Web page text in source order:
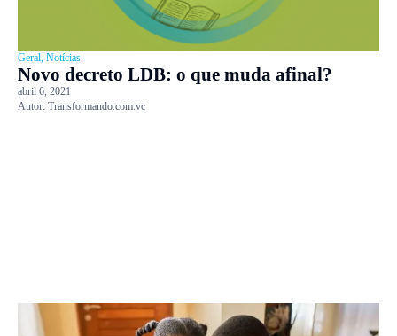
Geral, Notícias
Novo decreto LDB: o que muda afinal?
abril 6, 2021
Autor: Transformando.com.vc